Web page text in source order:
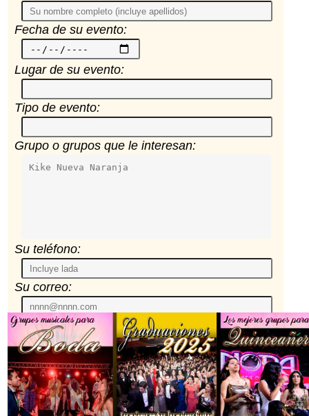
Fecha de su evento:
Lugar de su evento:
Tipo de evento:
Grupo o grupos que le interesan:
Su teléfono:
Su correo: